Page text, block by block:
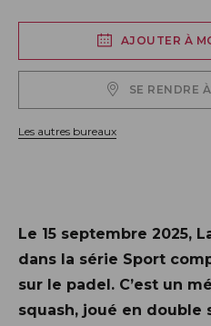
AJOUTER À
SE RENDRE
Les autres bureaux
Le 15 septembre 2025,
dans la série Sport
sur le padel. C’est un
squash, joué en double